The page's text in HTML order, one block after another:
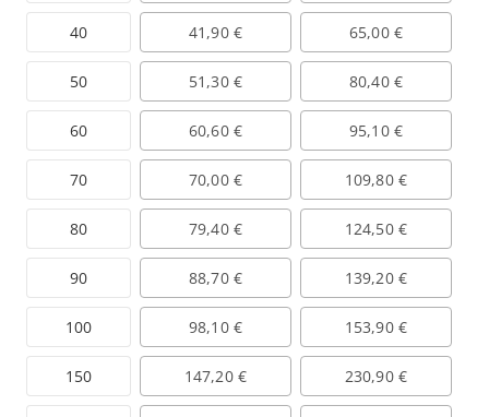
40
50
60
70
80
90
100
150
41,90 € 65,00 €
51,30 € 80,40 €
60,60 € 95,10 €
70,00 € 109,80 €
79,40 € 124,50 €
88,70 € 139,20 €
98,10 € 153,90 €
147,20 € 230,90 €